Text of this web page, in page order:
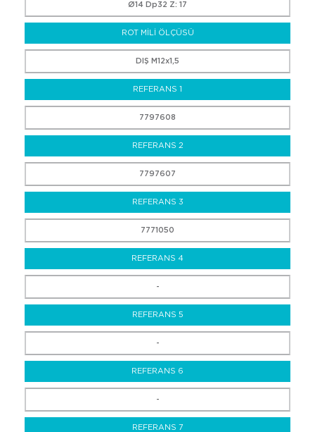
Ø14 Dp32 Z: 17
ROT MİLİ ÖLÇÜSÜ
DIŞ M12x1,5
REFERANS 1
7797608
REFERANS 2
7797607
REFERANS 3
7771050
REFERANS 4
-
REFERANS 5
-
REFERANS 6
-
REFERANS 7